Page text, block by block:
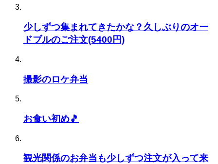
少しずつ集まれてきたかな？久しぶりのオー
ドブルのご注文(5400円)
撮影のロケ弁当
お食い初め🎵
観光関係のお弁当も少しずつ注文が入って来